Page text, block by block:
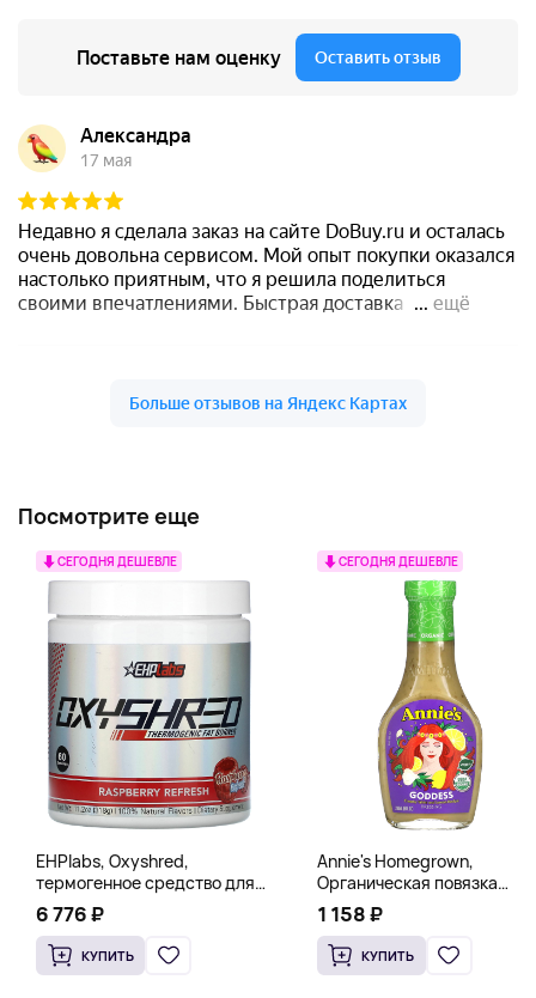
Посмотрите еще
СЕГОДНЯ ДЕШЕВЛЕ
EHPlabs, Oxyshred,
термогенное средство для
сжигания жира, малиновое
освежение, 318 г (11,2 унции)
6 776 ₽
КУПИТЬ
СЕГОДНЯ ДЕШЕВЛЕ
Annie's Homegrown,
Органическая повязка
«Богиня», 236 мл (8 жидк.
унц.)
1 158 ₽
КУПИТЬ